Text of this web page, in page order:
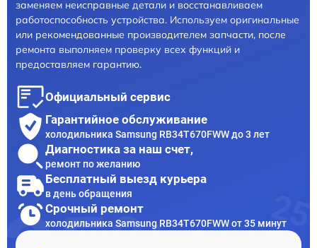
заменяем неисправные детали и восстанавливаем
работоспособность устройства. Используем оригинальные
или рекомендованные производителем запчасти, после
ремонта выполняем проверку всех функций и
предоставляем гарантию.
Официальный сервис
Гарантийное обслуживание
холодильника Samsung RB34T670FWW до 3 лет
Диагностика за наш счет,
ремонт по желанию
Бесплатный выезд курьера
в день обращения
Срочный ремонт
холодильника Samsung RB34T670FWW от 35 минут